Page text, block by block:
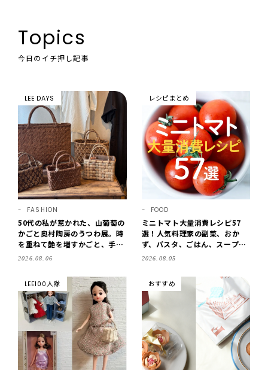
Topics
今日のイチ押し記事
LEE DAYS
FASHION
50代の私が惹かれた、山葡萄の
かごと奥村陶房のうつわ展。時
を重ねて艶を増すかごと、手仕
事の美しさに出会いました。
2026.08.06
レシピまとめ
FOOD
ミニトマト大量消費レシピ57
選！人気料理家の副菜、おか
ず、パスタ、ごはん、スープま
で【保存版】
2026.08.05
LEE100人隊 おすすめ